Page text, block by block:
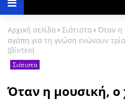
Αρχική σελίδα Σιάτιστα
Όταν η
αγάπη για τη γνώση ενώνουν
(βίντεο)
Σιάτιστα
Όταν η μουσική, ο